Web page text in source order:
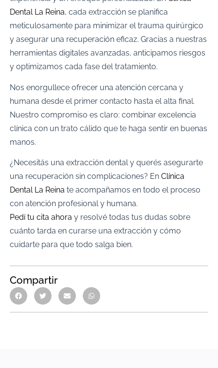
Dental La Reina, cada extracción se planifica
meticulosamente para minimizar el trauma quirúrgico
y asegurar una recuperación eficaz. Gracias a nuestras
herramientas digitales avanzadas, anticipamos riesgos
y optimizamos cada fase del tratamiento.
Nos enorgullece ofrecer una atención cercana y
humana desde el primer contacto hasta el alta final.
Nuestro compromiso es claro: combinar excelencia
clínica con un trato cálido que te haga sentir en buenas
manos.
¿Necesitás una extracción dental y querés asegurarte
una recuperación sin complicaciones? En Clínica
Dental La Reina te acompañamos en todo el proceso
con atención profesional y humana.
Pedí tu cita ahora y resolvé todas tus dudas sobre
cuánto tarda en curarse una extracción y cómo
cuidarte para que todo salga bien.
Compartir